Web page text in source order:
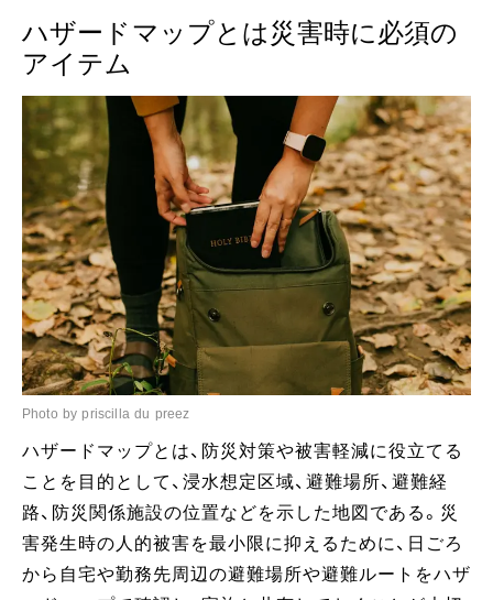
ハザードマップとは災害時に必須の
アイテム
Photo by priscilla du preez
ハザードマップとは、防災対策や被害軽減に役立てる
ことを目的として、浸水想定区域、避難場所、避難経
路、防災関係施設の位置などを示した地図である。災
害発生時の人的被害を最小限に抑えるために、日ごろ
から自宅や勤務先周辺の避難場所や避難ルートをハザ